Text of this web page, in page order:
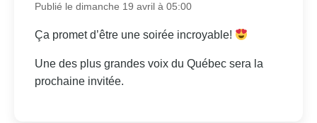
Publié le dimanche 19 avril à 05:00
Ça promet d’être une soirée incroyable!
Une des plus grandes voix du Québec sera la
prochaine invitée.